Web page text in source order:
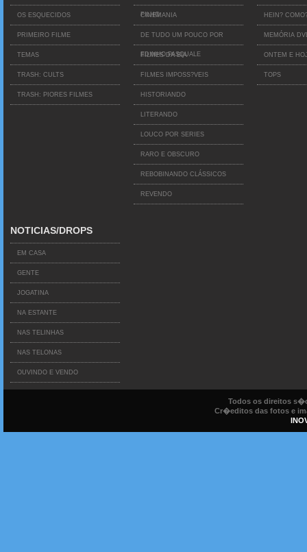
OS ESQUECIDOS
PRIMEIRO FILME
TEMAS
TRASH: CULTS
TRASH: PIORES FILMES
FILHO
CINEMANIA
DE TUDO UM POUCO POR
EDINHO PASQUALE
FILMES DA BIA
FILMES IMPOSS?VEIS
HISTORIANDO
LITERANDO
LOUCO POR SERIES
RARO E OBSCURO
REBOBINANDO CLÁSSICOS
REVENDO
HEIN?
MEMÓRIA
ONTEM E
TOPS
NOTICIAS/DROPS
EM CASA
GENTE
JOGATINA
NA ESTANTE
NAS TELINHAS
NAS TELONAS
OUVINDO E VENDO
Todos os direitos
Cr�editos das fotos e